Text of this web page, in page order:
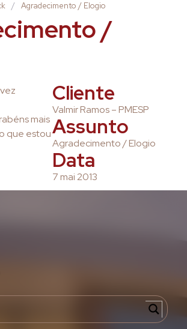
/ Agradecimento / Elogio
/
mais
que estou
Cliente
Valmir Ramos – PMESP
Assunto
Agradecimento / Elogio
Data
7 mai 2013